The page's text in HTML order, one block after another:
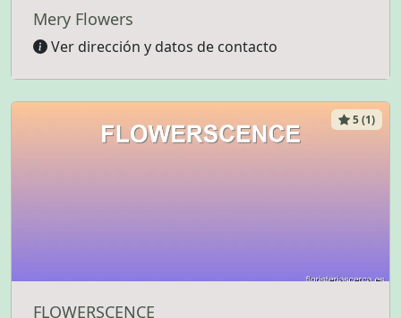
Mery Flowers
Ver dirección y datos de contacto
5 (1)
FLOWERSCENCE